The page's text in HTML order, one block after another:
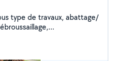
type de travaux, abattage/